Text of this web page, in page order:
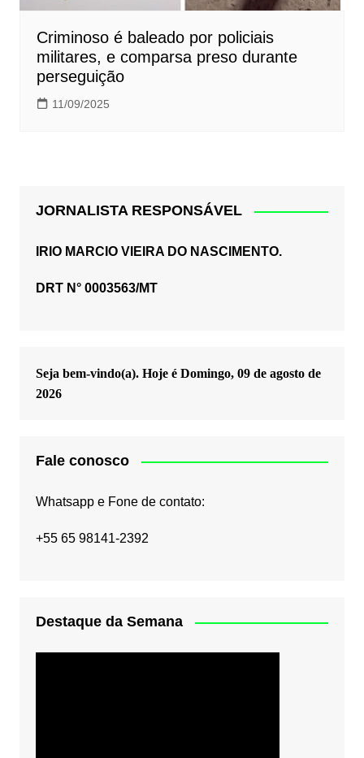
Criminoso é baleado por policiais
militares, e comparsa preso durante
perseguição
11/09/2025
JORNALISTA RESPONSÁVEL
IRIO MARCIO VIEIRA DO NASCIMENTO.
DRT N° 0003563/MT
Seja bem-vindo(a). Hoje é Domingo, 09 de agosto de
2026
Fale conosco
Whatsapp e Fone de contato:
+55 65 98141-2392
Destaque da Semana